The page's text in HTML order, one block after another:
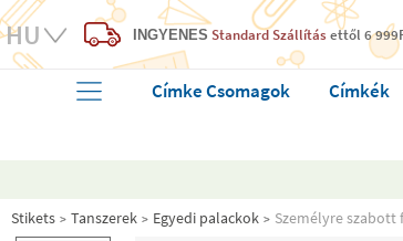
INGYENES Standard Szállításettől 6
Címke Csomagok Címkék
Stikets Tanszerek Egyedi palackok Személyre szabott